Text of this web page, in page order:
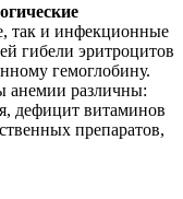
так и инфекционные
гибели эритроцитов
гемоглобину.
анемии различны:
дефицит витаминов
препаратов,